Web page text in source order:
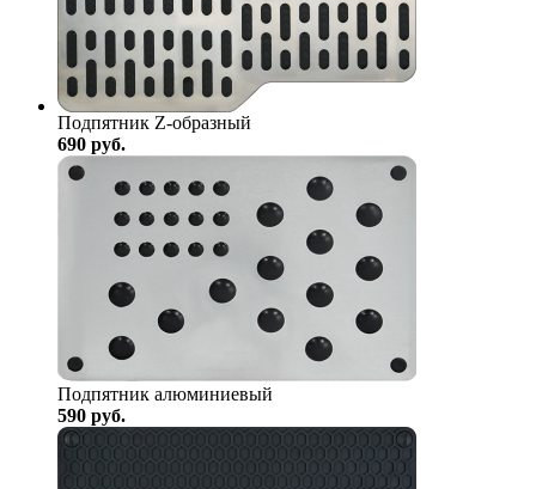
Подпятник Z-образный
690 руб.
Подпятник алюминиевый
590 руб.